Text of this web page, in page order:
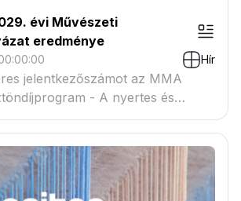
évi Művészeti
eredménye
Hír
jelentkezőszámot az MMA
- A nyertes és
névsora megtekinthető a